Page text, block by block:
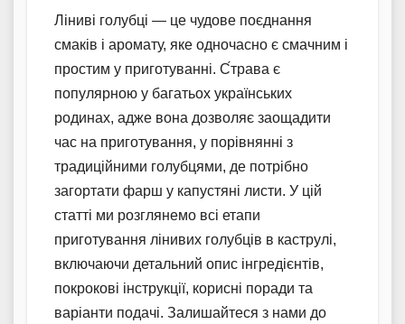
Ліниві голубці — це чудове поєднання
смаків і аромату, яке одночасно є смачним і
простим у приготуванні. С́трава є
популярною у багатьох українських
родинах, адже вона дозволяє заощадити
час на приготування, у порівнянні з
традиційними голубцями, де потрібно
загортати фарш у капустяні листи. У цій
статті ми розглянемо всі етапи
приготування лінивих голубців в каструлі,
включаючи детальний опис інгредієнтів,
покрокові інструкції, корисні поради та
варіанти подачі. Залишайтеся з нами до